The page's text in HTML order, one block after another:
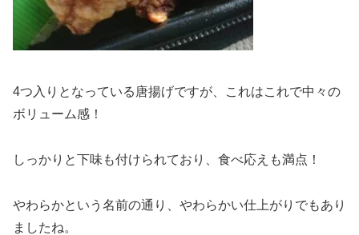
4つ入りとなっている唐揚げですが、これはこれで中々の
ボリューム感！
しっかりと下味も付けられており、食べ応えも満点！
やわらかという名前の通り、やわらかい仕上がりでもあり
ましたね。